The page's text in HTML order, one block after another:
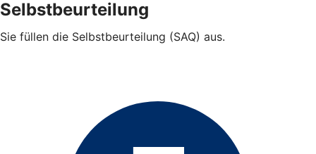
Selbstbeurteilung
Sie füllen die Selbstbeurteilung (SAQ) aus.